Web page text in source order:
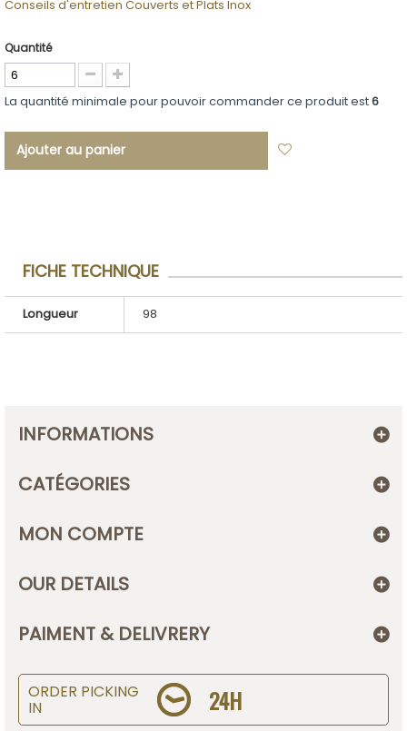
Conseils d'entretien Couverts et Plats Inox
Quantité
La quantité minimale pour pouvoir commander ce produit est6
Ajouter au panier
FICHE TECHNIQUE
Longueur 98
INFORMATIONS
CATÉGORIES
MON COMPTE
OUR DETAILS
PAIMENT & DELIVRERY
ORDER PICKING
IN 24H